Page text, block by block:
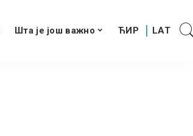
Шта је још важно